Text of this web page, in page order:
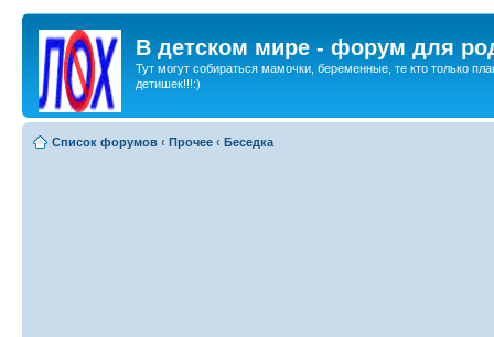
В детском мире - форум для
Тут могут собираться мамочки, беременные, те кто только
детишек!!!:)
Список форумов ‹ Прочее ‹ Беседка